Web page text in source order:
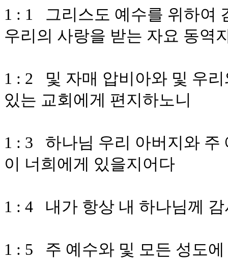
1 : 1 그리스도 예수를 위하여
우리의 사랑을 받는 자요 동역
1 : 2 및 자매 압비아와 및 우
있는 교회에게 편지하노니
1 : 3 하나님 우리 아버지와 주
이 너희에게 있을지어다
1 : 4 내가 항상 내 하나님께
1 : 5 주 예수와 및 모든 성도